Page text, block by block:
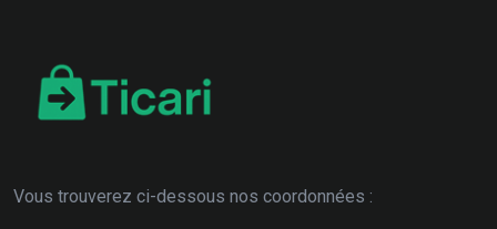
Vous trouverez ci-dessous nos coordonnées :